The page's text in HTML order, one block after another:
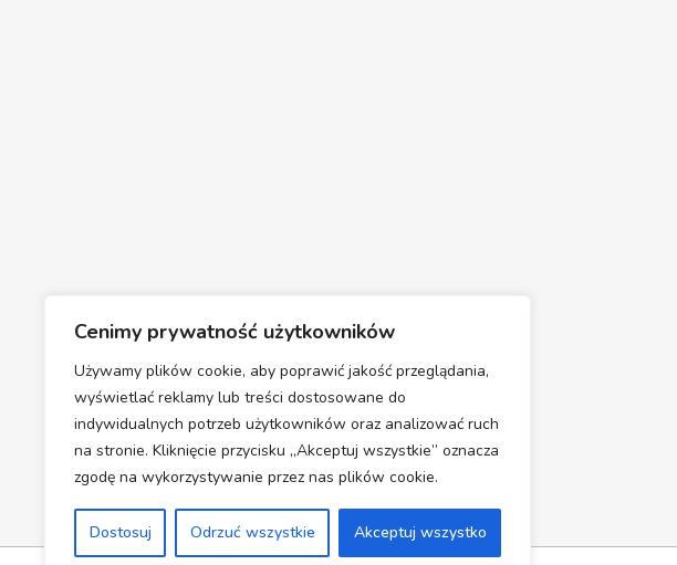
Cenimy prywatność użytkowników
Używamy plików cookie, aby poprawić jakość przeglądania,
wyświetlać reklamy lub treści dostosowane do
indywidualnych potrzeb użytkowników oraz analizować ruch
na stronie. Kliknięcie przycisku „Akceptuj wszystkie” oznacza
zgodę na wykorzystywanie przez nas plików cookie.
Dostosuj Odrzuć wszystkie Akceptuj wszystko